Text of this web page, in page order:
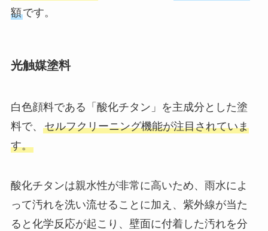
額です。
光触媒塗料
白色顔料である「酸化チタン」を主成分とした塗
料で、 セルフクリーニング機能が注目されていま
す。
酸化チタンは親水性が非常に高いため、雨水によ
って汚れを洗い流せることに加え、紫外線が当た
ると化学反応が起こり、壁面に付着した汚れを分